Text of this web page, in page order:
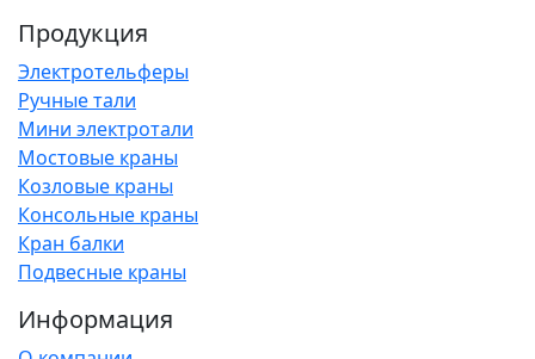
Продукция
Электротельферы
Ручные тали
Мини электротали
Мостовые краны
Козловые краны
Консольные краны
Кран балки
Подвесные краны
Информация